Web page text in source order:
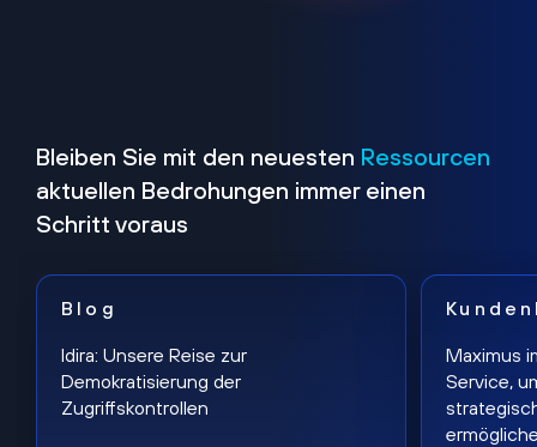
Bleiben Sie mit den neuesten Ressourcen
aktuellen Bedrohungen immer einen
Schritt voraus
Blog
Idira: Unsere Reise zur
Demokratisierung der
Zugriffskontrollen
Maximus
Service,